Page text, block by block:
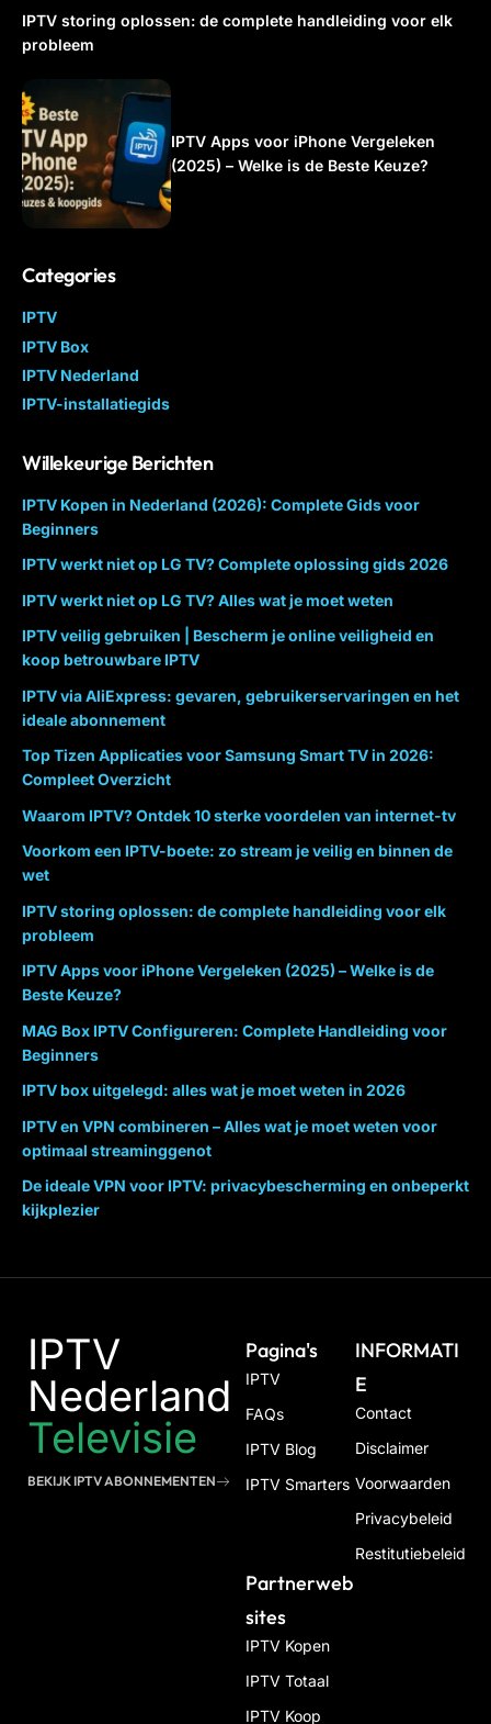
IPTV storing oplossen: de complete handleiding voor elk
probleem
IPTV Apps voor iPhone Vergeleken
(2025) – Welke is de Beste Keuze?
Categories
IPTV
IPTV Box
IPTV Nederland
IPTV-installatiegids
Willekeurige Berichten
IPTV Kopen in Nederland (2026): Complete Gids voor
Beginners
IPTV werkt niet op LG TV? Complete oplossing gids 2026
IPTV werkt niet op LG TV? Alles wat je moet weten
IPTV veilig gebruiken | Bescherm je online veiligheid en
koop betrouwbare IPTV
IPTV via AliExpress: gevaren, gebruikerservaringen en het
ideale abonnement
Top Tizen Applicaties voor Samsung Smart TV in 2026:
Compleet Overzicht
Waarom IPTV? Ontdek 10 sterke voordelen van internet-tv
Voorkom een IPTV-boete: zo stream je veilig en binnen de
wet
IPTV storing oplossen: de complete handleiding voor elk
probleem
IPTV Apps voor iPhone Vergeleken (2025) – Welke is de
Beste Keuze?
MAG Box IPTV Configureren: Complete Handleiding voor
Beginners
IPTV box uitgelegd: alles wat je moet weten in 2026
IPTV en VPN combineren – Alles wat je moet weten voor
optimaal streaminggenot
De ideale VPN voor IPTV: privacybescherming en onbeperkt
kijkplezier
IPTV
Nederland
Televisie
BEKIJK IPTV ABONNEMENTEN
Pagina's
IPTV
FAQs
IPTV Blog
IPTV Smarters
INFORMATI
E
Contact
Disclaimer
Voorwaarden
Privacybeleid
Restitutiebeleid
Partnerweb
Sites
IPTV Kopen
IPTV Totaal
IPTV Koop